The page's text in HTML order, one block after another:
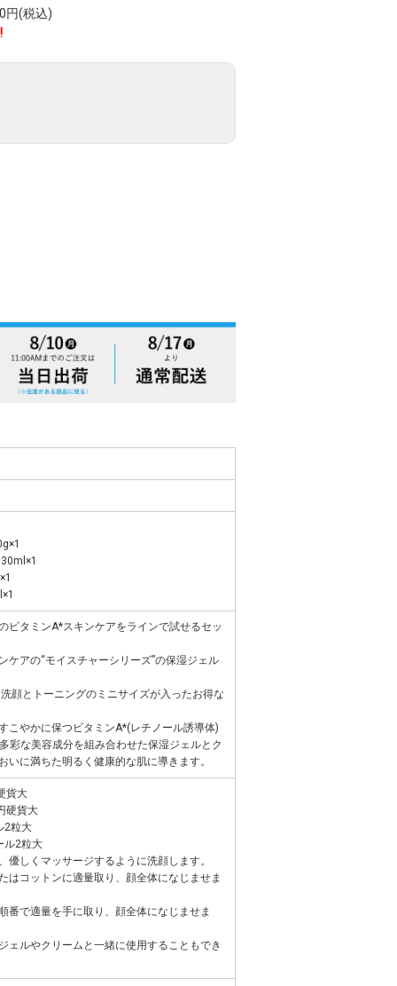
円(税込)
ビタミンA*スキンケアをラインで試せるセッ
ケアの“モイスチャーシリーズ”の保湿ジェル
顔とトーニングのミニサイズが入ったお得な
こやかに保つビタミンA*(レチノール誘導体)
彩な美容成分を組み合わせた保湿ジェルとク
いに満ちた明るく健康的な肌に導きます。
貨大
硬貨大
2粒大
ル2粒大
優しくマッサージするように洗顔します。
はコットンに適量取り、顔全体になじませま
番で適量を手に取り、顔全体になじませま
ルやクリームと一緒に使用することもでき